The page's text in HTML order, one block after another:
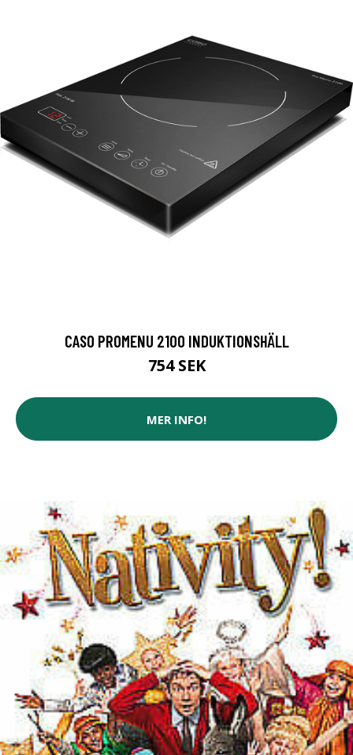
CASO PROMENU 2100 INDUKTIONSHÄLL
754 SEK
MER INFO!